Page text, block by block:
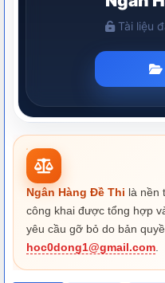
Ngân Hàng Đề Thi là nền
công khai được tổng hợp
yêu cầu gỡ bỏ do bản
hoc0dong1@gmail.com